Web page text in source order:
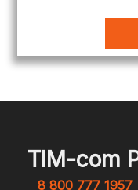
для наших
TIM-com
8 800 777 1957